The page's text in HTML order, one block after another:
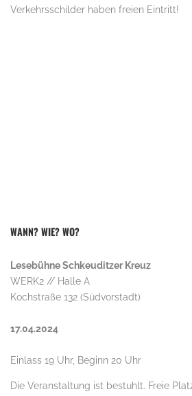
Verkehrsschilder haben freien Eintritt!
WANN? WIE? WO?
Lesebühne Schkeuditzer Kreuz
WERK2 // Halle A
Kochstraße 132 (Südvorstadt)
17.04.2024
Einlass 19 Uhr, Beginn 20 Uhr
Die Veranstaltung ist bestuhlt. Freie